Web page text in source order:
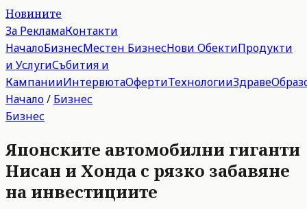
Новините
За РекламаКонтакти
НачалоБизнесМестен БизнесНови ОбектиПродукти
и УслугиСъбития и
КампанииИнтервютаОфертиТехнологииЗдраве
Начало/ Бизнес
Бизнес
Японските автомобилни гиганти
Нисан и Хонда с рязко забавяне
на инвестициите